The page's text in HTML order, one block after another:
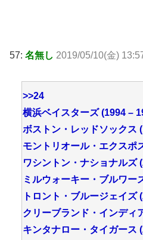
57: 名無し 2019/05/10(金)
>>24
横浜ベイスターズ (1994 –
ボストン・レッドソックス
モントリオール・エクスポ
ワシントン・ナショナルズ
ミルウォーキー・ブルワー
トロント・ブルージェイズ
クリーブランド・インディ
キンタナロー・タイガース